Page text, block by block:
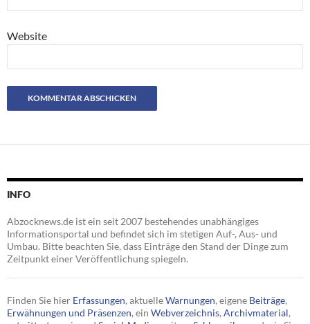
Website
INFO
Abzocknews.de ist ein seit 2007 bestehendes unabhängiges
Informationsportal und befindet sich im stetigen Auf-, Aus- und
Umbau. Bitte beachten Sie, dass Einträge den Stand der Dinge zum
Zeitpunkt einer Veröffentlichung spiegeln.
Finden Sie hier Erfassungen, aktuelleWarnungen, eigene Beiträge,
Erwähnungen und Präsenzen, ein Webverzeichnis, Archivmaterial,